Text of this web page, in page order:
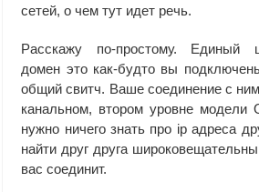
сетей, о чем тут идет речь.
Расскажу по-простому. Единый
домен это как-будто вы
общий свитч. Ваше соединение с
канальном, втором уровне модели
нужно ничего знать про ip адреса
найти друг друга
вас соединит.